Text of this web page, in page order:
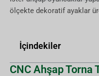
ölçekte dekoratif ayaklar
İçindekiler
CNC Ahşap Torna